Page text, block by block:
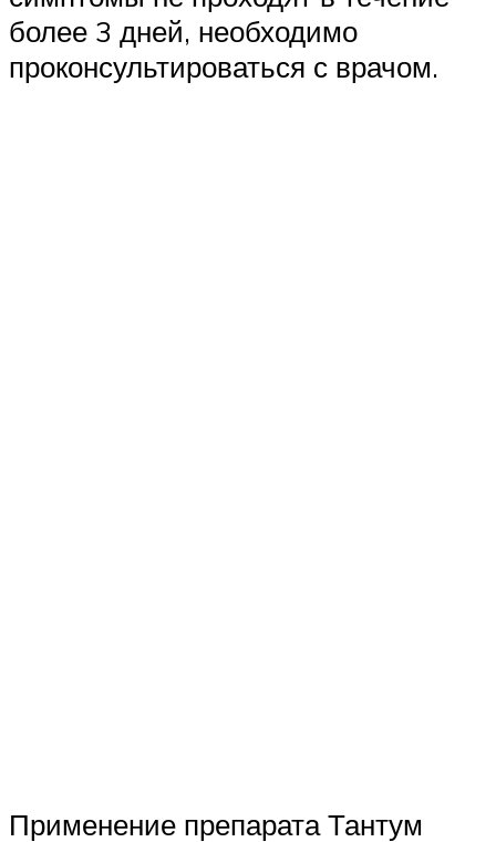
более 3 дней, необходимо
проконсультироваться с врачом.
Применение препарата Тантум